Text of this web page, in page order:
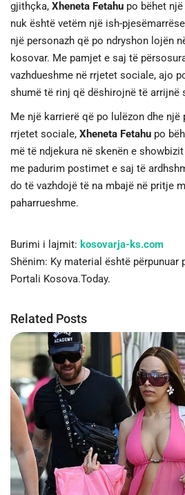
gjithçka, Xheneta Fetahu po bëhet
nuk është vetëm një ish-
një personazh që po ndryshon lojën
kosovar. Me pamjet e saj të
vazhdueshme në rrjetet sociale, ajo
shumë të rinj që dëshirojnë të arrijnë
Me një karrierë që po lulëzon dhe një
rrjetet sociale, Xheneta Fetahu po
më të ndjekura në skenën e
me padurim postimet e saj të
do të vazhdojë të na mbajë në pritje
paharrueshme.
Burimi i lajmit: kosovarja-ks.com
Shënim: Ky material është
Portali Kosova.Today.
Related Posts